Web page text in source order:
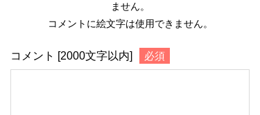
ません。
コメントに絵文字は使用できません。
コメント [2000文字以内] 必須